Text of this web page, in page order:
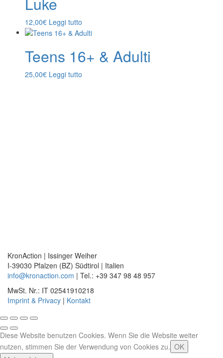
12,00€ Leggi tutto
Teens 16+ & Adulti
25,00€ Leggi tutto
KronAction | Issinger Weiher
I-39030 Pfalzen (BZ) Südtirol | Italien
info@kronaction.com | Tel.: +39 347 98 48 957
MwSt. Nr.: IT 02541910218
Imprint & Privacy | Kontakt
Diese Website benutzen Cookies. Wenn Sie die Website weiter
nutzen, stimmen Sie der Verwendung von Cookies zu. OK